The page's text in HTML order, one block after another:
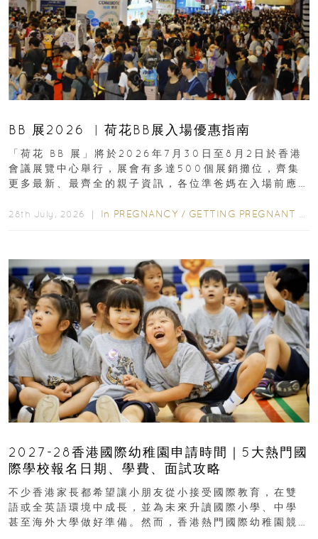
BB 展2026 ︳荷花BB展入場優惠指南
「荷花 BB 展」將於2026年7月30日至8月2日於香港
會議展覽中心舉行，展會有多達500個展銷攤位，齊集
更多最新、最齊全的親子資訊，各位準爸媽在入場前應
28th July, 2026 ｜ In PREGNANCY / GETTING PREGNANT
2027-28香港國際幼稚園申請時間｜5大熱門國
際學校報名日期、學費、面試攻略
不少香港家長都希望讓小朋友從小接受國際教育，在雙
語或全英語環境中成長，並為未來升讀國際小學、中學
甚至海外大學做好準備。然而，香港熱門國際幼稚園競